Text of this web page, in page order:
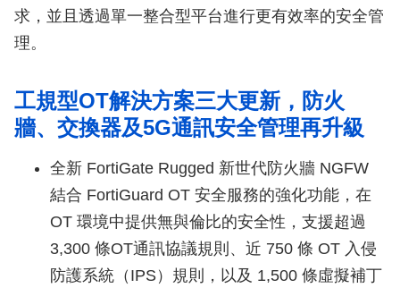
求，並且透過單一整合型平台進行更有效率的安全管
理。
工規型OT解決方案三大更新，防火
牆、交換器及5G通訊安全管理再升級
全新 FortiGate Rugged 新世代防火牆 NGFW
結合 FortiGuard OT 安全服務的強化功能，在
OT 環境中提供無與倫比的安全性，支援超過
3,300 條OT通訊協議規則、近 750 條 OT 入侵
防護系統（IPS）規則，以及 1,500 條虛擬補丁